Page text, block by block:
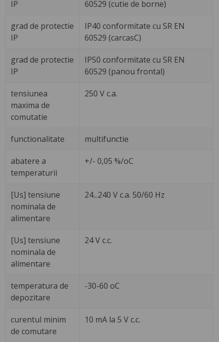
IP 60529 (cutie de borne)
grad de protectie
IP
IP40 conformitate cu SR EN
60529 (carcasC)
grad de protectie
IP
IP50 conformitate cu SR EN
60529 (panou frontal)
tensiunea
maxima de
comutatie
250 V c.a.
functionalitate multifunctie
abatere a
temperaturii
+/- 0,05 %/oC
[Us] tensiune
nominala de
alimentare
24...240 V c.a. 50/60 Hz
[Us] tensiune
nominala de
alimentare
24 V c.c.
temperatura de
depozitare
-30-60 oC
curentul minim
de comutare
10 mA la 5 V c.c.